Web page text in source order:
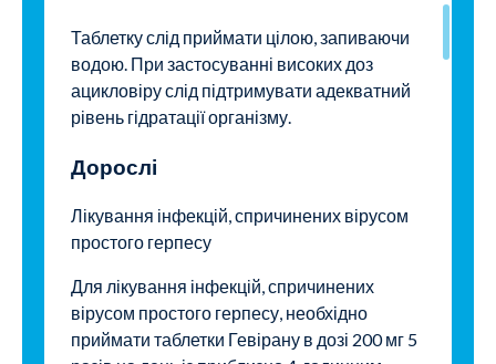
Таблетку слід приймати цілою, запиваючи
водою. При застосуванні високих доз
ацикловіру слід підтримувати адекватний
рівень гідратації організму.
Дорослі
Лікування інфекцій, спричинених вірусом
простого герпесу
Для лікування інфекцій, спричинених
вірусом простого герпесу, необхідно
приймати таблетки Гевірану в дозі 200 мг 5